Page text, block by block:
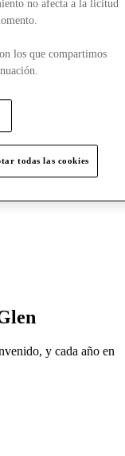
y cada año en
no afecta a la licitud
los que compartimos
todas las cookies